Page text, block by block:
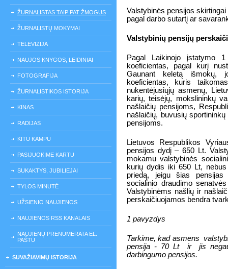
ŽURNALISTAS TAIP PAT ŽMOGUS
ŽURNALISTŲ MOKYMAI
TELEVIZIJA
NAUJOS KNYGOS, LEIDINIAI
FOTOGRAFIJA
ŽURNALISTIKOS ISTORIJA
KINAS
RADIJAS
KITU KAMPU
PASIJUOKIME KARTU
SUKAKTYS, JUBILIEJAI
TYLOS MINUTĖ
UŽSIENIO NAUJIENOS
NAUJIENOS RSS KANALAIS
NAUJIENŲ PRENUMERATA EL.
PAŠTU
SUVAŽIAVIMŲ ISTORIJA
Valstybinės pensijos
pagal darbo sutartį ar
Valstybinių pensijų
Pagal Laikinojo įstatymo
koeficientas, pagal kurį
Gaunant keletą išmokų,
koeficientas, kuris
nukentėjusiųjų asmenų,
karių, teisėjų, mokslininkų
našlaičių pensijoms,
našlaičių, buvusių
pensijoms.
Lietuvos Respublikos
pensijos dydį – 650 Lt.
mokamu valstybinės
kurių dydis iki 650 Lt,
priedą, jeigu šias pensijas
socialinio draudimo
Valstybinėms našlių ir
perskaičiuojamos bendra
1 pavyzdys
Tarkime, kad asmens
pensija - 70 Lt
ir
jis
darbingumo pensijos.